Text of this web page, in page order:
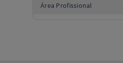
Área Profissional